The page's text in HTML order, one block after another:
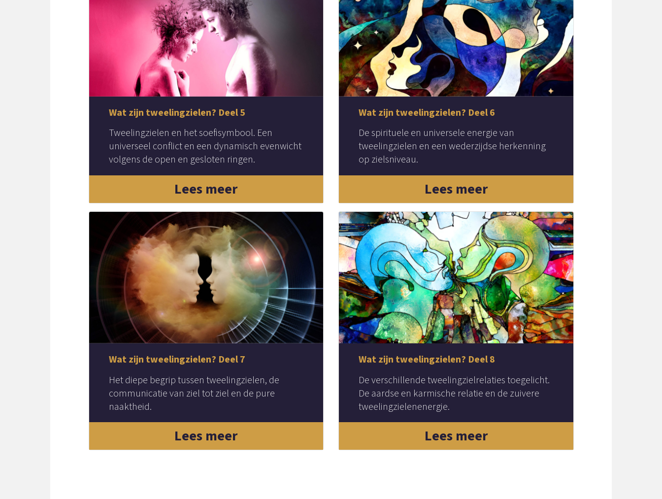
Wat zijn tweelingzielen? Deel 5
Tweelingzielen en het soefisymbool. Een
universeel conflict en een dynamisch evenwicht
volgens de open en gesloten ringen.
Lees meer
Wat zijn tweelingzielen? Deel 6
De spirituele en universele energie van
tweelingzielen en een wederzijdse herkenning
op zielsniveau.
Lees meer
Wat zijn tweelingzielen? Deel 7
Het diepe begrip tussen tweelingzielen, de
communicatie van ziel tot ziel en de pure
naaktheid.
Lees meer
Wat zijn tweelingzielen? Deel 8
De verschillende tweelingzielrelaties toegelicht.
De aardse en karmische relatie en de zuivere
tweelingzielenenergie.
Lees meer